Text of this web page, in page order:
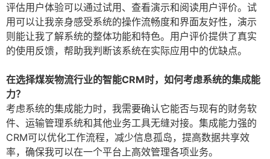
评估用户体验可以通过试用、查看演示和阅读用户评价。试
用可以让我亲身感受系统的操作流畅度和界面友好性，演示
则能让我了解系统的整体功能和特色。用户评价提供了真实
的使用反馈，帮助我判断该系统在实际应用中的优缺点。
在选择煤炭物流行业的智能CRM时，如何考虑系统的集成能
力？
考虑系统的集成能力时，我需要确认它能否与现有的财务软
件、运输管理系统和其他业务工具无缝对接。集成能力强的
CRM可以优化工作流程，减少信息孤岛，提高数据共享效
率，确保我可以在一个平台上高效管理各项业务。